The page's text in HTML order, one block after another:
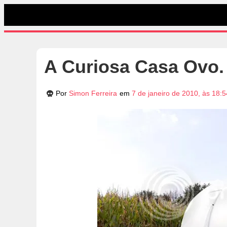
A Curiosa Casa Ovo.
Por Simon Ferreira em 7 de janeiro de 2010, às